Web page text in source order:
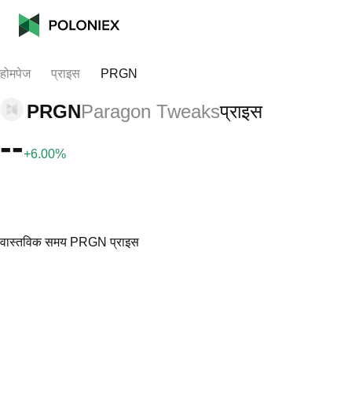
होमपेज प्राइस PRGN
PRGNParagon Tweaksप्राइस
--+6.00%
वास्तविक समय PRGN प्राइस